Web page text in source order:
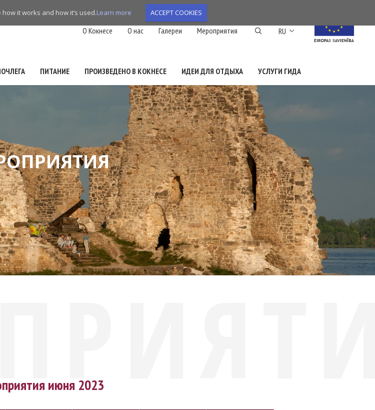
it works and how it’s used.Learn more ACCEPT COOKIES
RU Список
O Кокнесе О нас Галереи Мероприятия
ПИТАНИЕ ПРОИЗВЕДЕНО В КОКНЕСЕ ИДЕИ ДЛЯ ОТДЫХА УСЛУГИ ГИДА
июня 2023